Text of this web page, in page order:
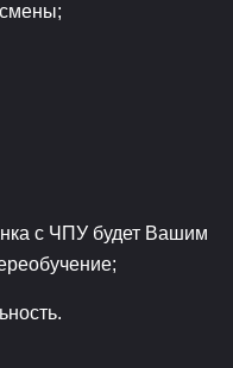
с ЧПУ будет Вашим